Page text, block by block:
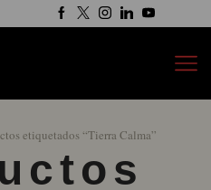
etiquetados “Tierra Calma”